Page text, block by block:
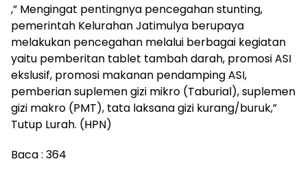
,” Mengingat pentingnya pencegahan stunting,
pemerintah Kelurahan Jatimulya berupaya
melakukan pencegahan melalui berbagai kegiatan
yaitu pemberitan tablet tambah darah, promosi ASI
ekslusif, promosi makanan pendamping ASI,
pemberian suplemen gizi mikro (Taburial), suplemen
gizi makro (PMT), tata laksana gizi kurang/buruk,”
Tutup Lurah. (HPN)
Baca : 364